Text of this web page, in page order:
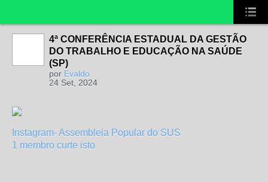
4ª CONFERÊNCIA ESTADUAL DA GESTÃO
DO TRABALHO E EDUCAÇÃO NA SAÚDE
(SP)
por Evaldo
24 Set, 2024
Instagram- Assembleia Popular do SUS
1 membro curte isto